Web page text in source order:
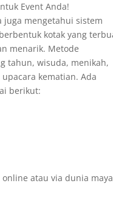
Event Anda!
juga mengetahui sistem
kotak yang
menarik. Metode
tahun, wisuda, menikah,
kematian. Ada
berikut:
atau via dunia maya